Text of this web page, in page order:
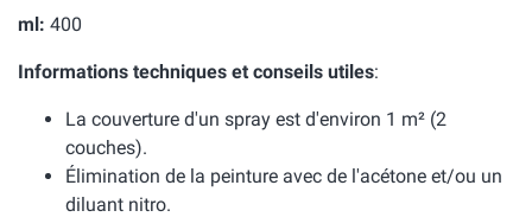
ml: 400
Informations techniques et conseils utiles:
La couverture d'un spray est d'environ 1 m² (2
couches).
Élimination de la peinture avec de l'acétone et/ou un
diluant nitro.